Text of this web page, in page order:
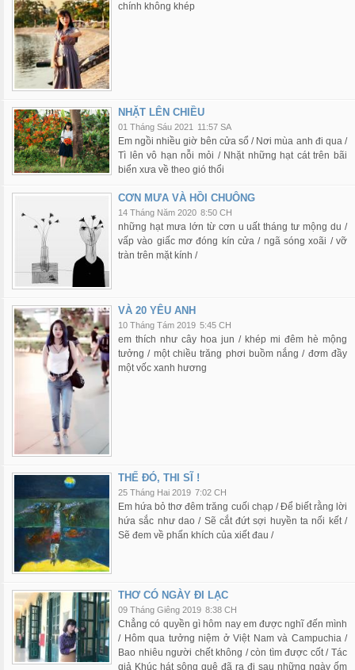
chính không khép
NHẶT LÊN CHIỀU
01 Tháng Sáu 2021 11:57 SA
Em ngồi nhiều giờ bên cửa sổ / Nơi mùa anh đi qua /
Tì lên vô hạn nỗi mỏi / Nhặt những hạt cát trên bãi
biển xưa về theo gió thổi
CƠN MƯA VÀ HỒI CHUÔNG
14 Tháng Năm 2020 8:50 CH
những hạt mưa lớn từ cơn u uất tháng tư mộng du /
vấp vào giấc mơ đóng kín cửa / ngã sóng xoãi / vỡ
tràn trên mặt kính /
VÀ 20 YÊU ANH
10 Tháng Tám 2019 5:45 CH
em thích như cây hoa jun / khép mi đêm hè mộng
tưởng / một chiều trăng phơi buồm nắng / đơm đầy
một vốc xanh hương
THẾ ĐÓ, THI SĨ !
25 Tháng Hai 2019 7:02 CH
Em hứa bỏ thơ đêm trăng cuối chạp / Để biết rằng lời
hứa sắc như dao / Sẽ cắt đứt sợi huyền ta nối kết /
Sẽ đem về phấn khích của xiết đau /
THƠ CÓ NGÀY ĐI LẠC
09 Tháng Giêng 2019 8:38 CH
Chẳng có quyền gì hôm nay em được nghĩ đến mình
/ Hôm qua tưởng niệm ở Việt Nam và Campuchia /
Bao nhiêu người chết không / còn tìm được cốt / Tác
giả Khúc hát sông quê đã ra đi sau những ngày ốm